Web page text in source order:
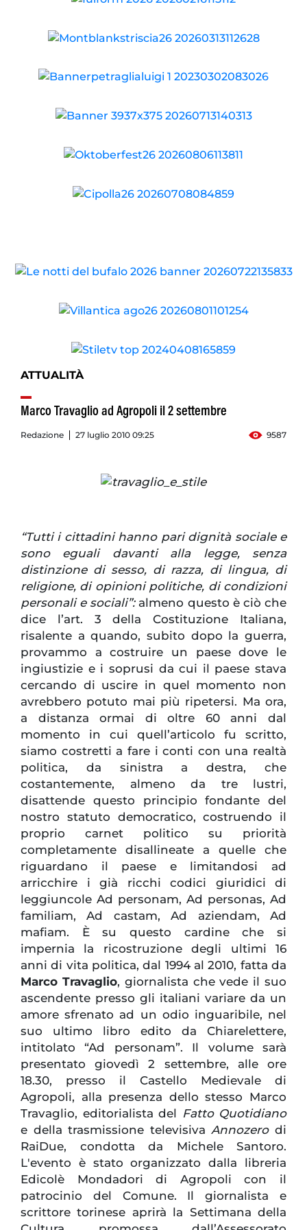
ATTUALITÀ
Marco Travaglio ad Agropoli il 2 settembre
Redazione 27 luglio 2010 09:25 9587
“Tutti i cittadini hanno pari dignità sociale e
sono eguali davanti alla legge, senza
distinzione di sesso, di razza, di lingua, di
religione, di opinioni politiche, di condizioni
personali e sociali”:almeno questo è ciò che
dice l’art. 3 della Costituzione Italiana,
risalente a quando, subito dopo la guerra,
provammo a costruire un paese dove le
ingiustizie e i soprusi da cui il paese stava
cercando di uscire in quel momento non
avrebbero potuto mai più ripetersi. Ma ora,
a distanza ormai di oltre 60 anni dal
momento in cui quell’articolo fu scritto,
siamo costretti a fare i conti con una realtà
politica, da sinistra a destra, che
costantemente, almeno da tre lustri,
disattende questo principio fondante del
nostro statuto democratico, costruendo il
proprio carnet politico su priorità
completamente disallineate a quelle che
riguardano il paese e limitandosi ad
arricchire i già ricchi codici giuridici di
leggiuncole Ad personam, Ad personas, Ad
familiam, Ad castam, Ad aziendam, Ad
mafiam. È su questo cardine che si
impernia la ricostruzione degli ultimi 16
anni di vita politica, dal 1994 al 2010, fatta da
Marco Travaglio, giornalista che vede il suo
ascendente presso gli italiani variare da un
amore sfrenato ad un odio inguaribile, nel
suo ultimo libro edito da Chiarelettere,
intitolato “Ad personam”. Il volume sarà
presentato giovedì 2 settembre, alle ore
18.30, presso il Castello Medievale di
Agropoli, alla presenza dello stesso Marco
Travaglio, editorialista del Fatto Quotidiano
e della trasmissione televisivaAnnozerodi
RaiDue, condotta da Michele Santoro.
L'evento è stato organizzato dalla libreria
Edicolè Mondadori di Agropoli con il
patrocinio del Comune. Il giornalista e
scrittore torinese aprirà la Settimana della